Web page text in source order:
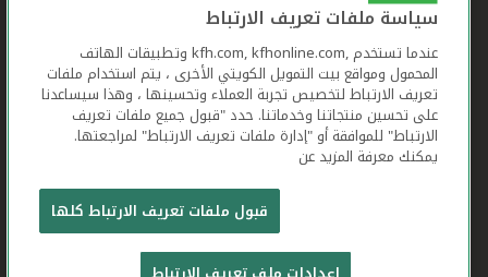
بيت التمويل الكويتي جميع الحقوق محفوظة © 2026
شروط وأحكام استخدام الموقع الإلكتروني
سياسة ملفات تعريف الارتباط
عندما تستخدم ,kfh.com, kfhonline.com وتطبيقات الهاتف
المحمول ومواقع بيت التمويل الكويتي الأخرى ، يتم استخدام ملفات
تعريف الارتباط لتخصيص تجربة العملاء وتحسينها ، وهذا سيساعدنا
على تحسين منتجاتنا وخدماتنا. حدد "قبول جميع ملفات تعريف
الارتباط" للموافقة أو "إدارة ملفات تعريف الارتباط" لمراجعتها.
يمكنك معرفة المزيد عن
قبول ملفات تعريف الارتباط كلها